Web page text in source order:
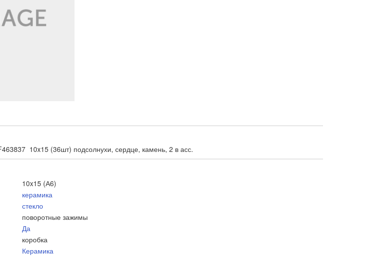
10x15 (36шт) подсолнухи, сердце, камень, 2 в асс.
10x15 (А6)
керамика
стекло
поворотные зажимы
Да
коробка
Керамика